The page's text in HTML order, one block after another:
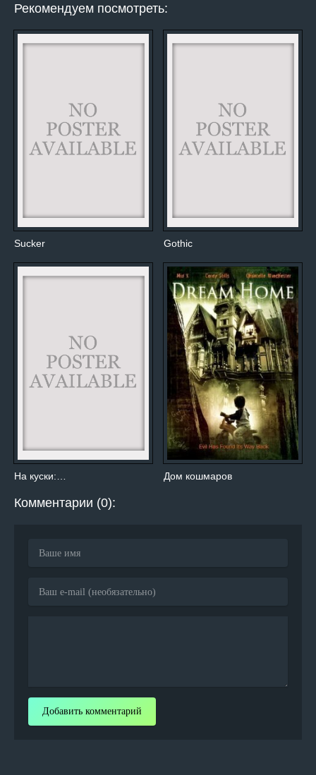
Рекомендуем посмотреть:
Sucker Gothic
На куски:… Дом кошмаров
Комментарии (0):
Добавить комментарий